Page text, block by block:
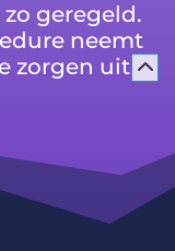
geregeld.
neemt
zorgen uit